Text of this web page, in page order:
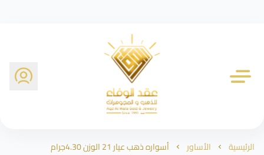
شركة عقد الوفاء للذهب
الرئيسية الأساور أسواره ذهب عيار 21 الوزن 4.30جرام